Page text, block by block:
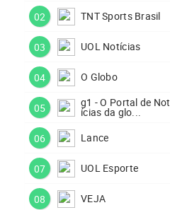
02 TNT Sports Brasil
03 UOL Notícias
04 O Globo
05 g1 - O Portal de Not
ícias da glo...
06 Lance
07 UOL Esporte
08 VEJA